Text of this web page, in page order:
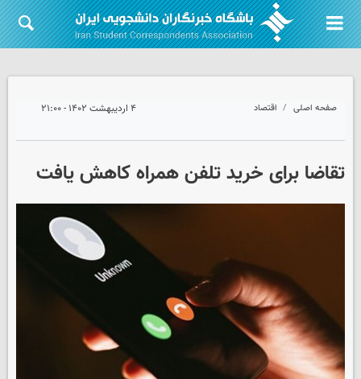
صفحه اصلی اقتصاد ۴ اردیبهشت ۱۴۰۲ - ۲۱:۰۰
تقاضا برای خرید تلفن همراه کاهش یافت